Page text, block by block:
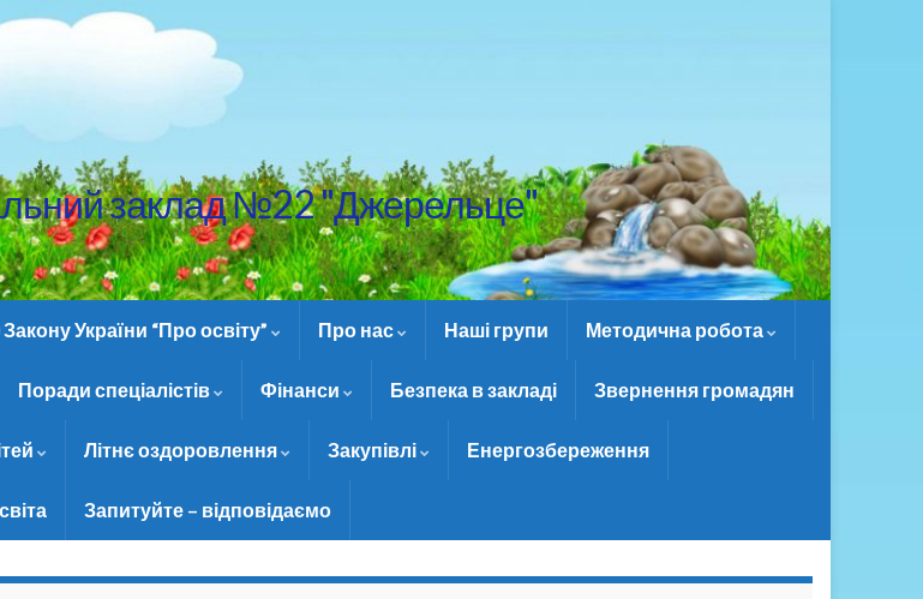
заклад №22 "Джерельце"
України “Про освіту” Про нас Наші групи Методична робота
Поради спеціалістів Фінанси Безпека в закладі Звернення громадян
Літнє оздоровлення Закупівлі Енергозбереження
Запитуйте – відповідаємо